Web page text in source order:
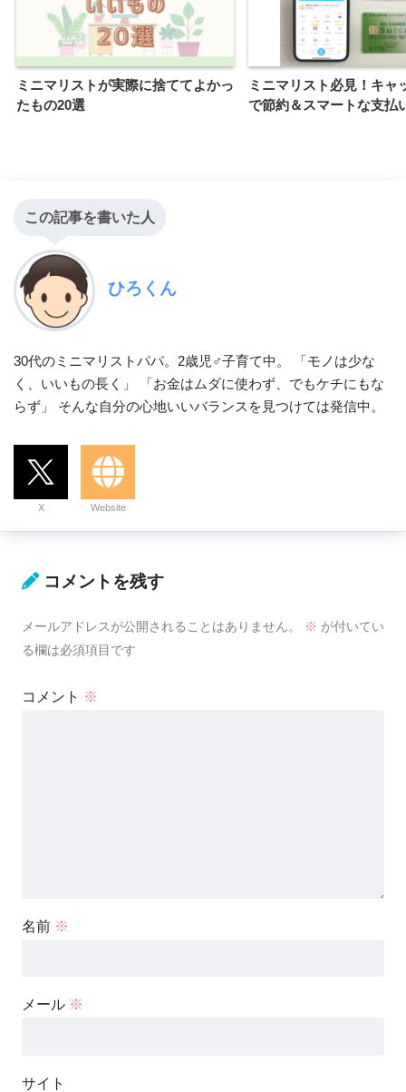
ミニマリストが実際に捨ててよかっ
たもの20選
ミニマリスト必見！キャ
で節約＆スマートな支払
この記事を書いた人
ひろくん
30代のミニマリストパパ。2歳児♂子育て中。 「モノは少な
く、いいもの長く」 「お金はムダに使わず、でもケチにもな
らず」 そんな自分の心地いいバランスを見つけては発信中。
X Website
コメントを残す
メールアドレスが公開されることはありません。 ※ が付いてい
る欄は必須項目です
コメント ※
名前 ※
メール ※
サイト